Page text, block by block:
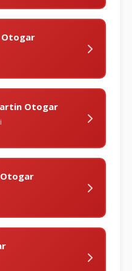
Otogar
Otogar